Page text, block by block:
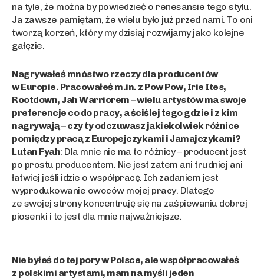
na tyle, że można by powiedzieć o renesansie tego stylu.
Ja zawsze pamiętam, że wielu było już przed nami. To oni
tworzą korzeń, który my dzisiaj rozwijamy jako kolejne
gałęzie.
Nagrywałeś mnóstwo rzeczy dla producentów
w Europie. Pracowałeś m.in. z Pow Pow, Irie Ites,
Rootdown, Jah Warriorem – wielu artystów ma swoje
preferencje co do pracy, a ściślej tego gdzie i z kim
nagrywają – czy ty odczuwasz jakiekolwiek różnice
pomiędzy pracą z Europejczykami i Jamajczykami?
Lutan Fyah: Dla mnie nie ma to różnicy – producent jest
po prostu producentem. Nie jest zatem ani trudniej ani
łatwiej jeśli idzie o współpracę. Ich zadaniem jest
wyprodukowanie owoców mojej pracy. Dlatego
ze swojej strony koncentruję się na zaśpiewaniu dobrej
piosenki i to jest dla mnie najważniejsze.
Nie byłeś do tej pory w Polsce, ale współpracowałeś
z polskimi artystami, mam na myśli jeden